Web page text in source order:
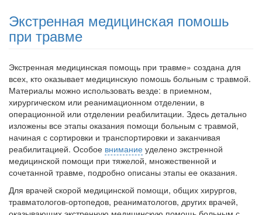
Экстренная медицинская помошь
при травме
Экстренная медицинская помощь при травме» создана для
всех, кто оказывает медицинскую помошь больным с травмой.
Материалы можно использовать везде: в приемном,
хирургическом или реанимационном отделении, в
операционной или отделении реабилитации. Здесь детально
изложены все этапы оказания помощи боль­ным с травмой,
начиная с сортировки и транспортировки и заканчивая
реабилитацией. Особое внимание уделено экстренной
медицинской по­мощи при тяжелой, множественной и
сочетанной травме, подробно опи­саны этапы ее оказания.
Для врачей скорой медицинской помощи, общих хирургов,
травматоло­гов-ортопедов, реаниматологов, других врачей,